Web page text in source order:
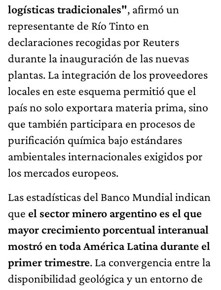
logísticas tradicionales", afirmó un
representante de Río Tinto en
declaraciones recogidas por Reuters
durante la inauguración de las nuevas
plantas. La integración de los proveedores
locales en este esquema permitió que el
país no solo exportara materia prima, sino
que también participara en procesos de
purificación química bajo estándares
ambientales internacionales exigidos por
los mercados europeos.
Las estadísticas del Banco Mundial indican
que el sector minero argentino es el que
mayor crecimiento porcentual interanual
mostró en toda América Latina durante el
primer trimestre. La convergencia entre la
disponibilidad geológica y un entorno de